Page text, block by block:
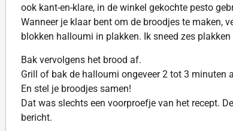
ook kant-en-klare, in de winkel gekochte pesto
Wanneer je klaar bent om de broodjes te maken,
blokken halloumi in plakken. Ik sneed zes
Bak vervolgens het brood af.
Grill of bak de halloumi ongeveer 2 tot 3 minuten
En stel je broodjes samen!
Dat was slechts een voorproefje van het recept.
bericht.